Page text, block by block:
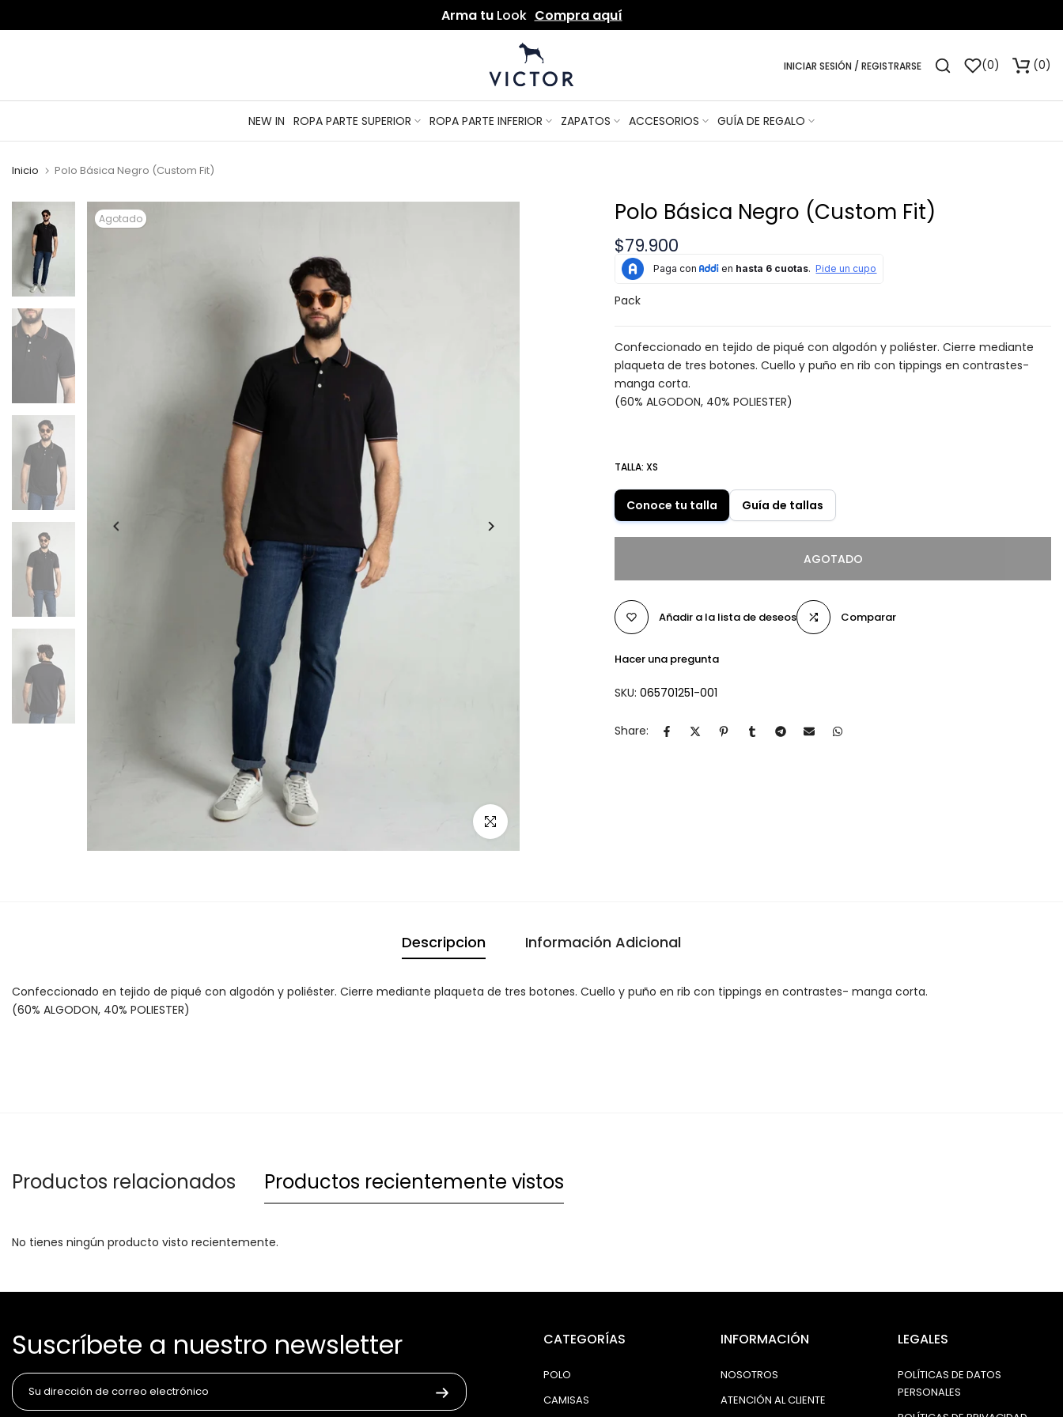
Arma tuLook Compra aquí
Por compras de$250.000envío gratis
INICIAR SESIÓN / REGISTRARSE 0 0
NEW IN ROPA PARTE SUPERIOR ROPA PARTE INFERIOR ZAPATOS ACCESORIOS GUÍA DE REGALO
Inicio Polo Básica Negro (Custom Fit)
Agotado
Click para agrandar
Polo Básica Negro (Custom Fit)
$79.900
Pack
Confeccionado en tejido de piqué con algodón y poliéster. Cierre mediante
plaqueta de tres botones. Cuello y puño en rib con tippings en contrastes-
manga corta.
(60% ALGODON, 40% POLIESTER)
TALLA: XS
Conoce tu talla Guía de tallas
AGOTADO
Añadir a la lista de deseos Comparar
Hacer una pregunta
SKU: 065701251-001
Share:
Descripcion Información Adicional
Confeccionado en tejido de piqué con algodón y poliéster. Cierre mediante plaqueta de tres botones. Cuello y puño en rib con tippings en contrastes- manga corta.
(60% ALGODON, 40% POLIESTER)
Productos relacionados Productos recientemente vistos
No tienes ningún producto visto recientemente.
Suscríbete a nuestro newsletter CATEGORÍAS
POLO
CAMISAS
INFORMACIÓN
NOSOTROS
ATENCIÓN AL CLIENTE
LEGALES
POLÍTICAS DE DATOS
PERSONALES